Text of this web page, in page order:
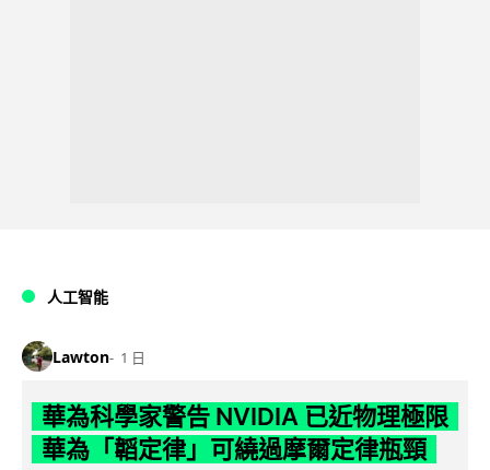
人工智能
Lawton 1 日
華為科學家警告 NVIDIA 已近物理極限
華為「韜定律」可繞過摩爾定律瓶頸